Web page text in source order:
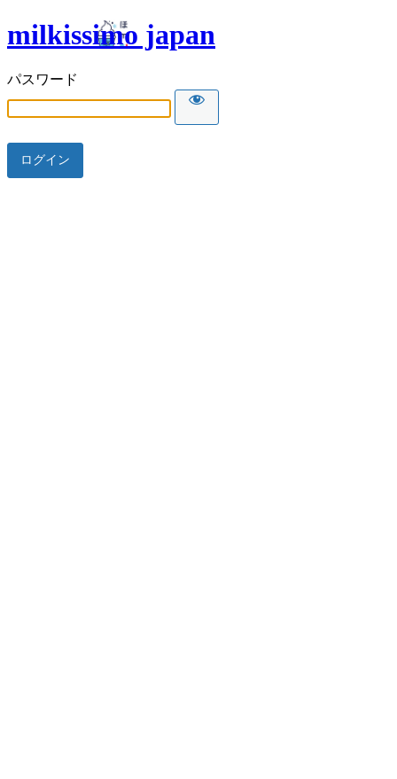
milkissimo japan
パスワード